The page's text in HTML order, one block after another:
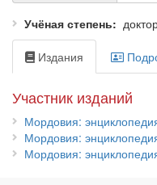
Учёная степень
Издания
Участник изданий
Мордовия:
Мордовия:
Мордовия: